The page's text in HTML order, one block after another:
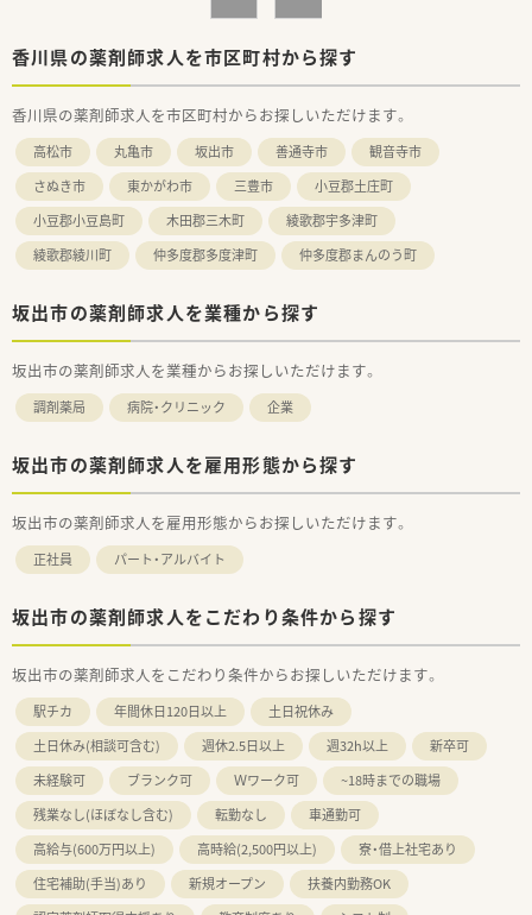
システムを活用した正確な監査業務を担当します。
■外来の調剤業務に加えて、施設在宅における服薬管理や栄養ケ
【想定されるキャリアイメージ】
■総合病院門前での幅広い処方箋応需を通じて、多岐にわたる疾
患に関する高度な薬学知識とスキルを習得できます。
■在宅医療や栄養ケアサポートの実践的な経験を積むことで、地
域に密着したかかりつけ薬剤師へと成長できます。
■明確な人事考課制度による評価を受けることで、将来的な管理
薬剤師やエリアマネージャーへのキャリアアップも可能です。
香川県の薬剤師求人を市区町村から探す
香川県の薬剤師求人を市区町村からお探しいただけます。
高松市 丸亀市 坂出市 善通寺市
観音寺市
さぬき市
東かがわ市 三豊市
小豆郡土庄町
小豆郡小豆島町
木田郡三木町
綾歌郡宇多津町
綾歌郡綾川町
仲多度郡多度津町 仲多度郡まんのう町
坂出市の薬剤師求人を業種から探す
坂出市の薬剤師求人を業種からお探しいただけます。
調剤薬局 病院・クリニック 企業
坂出市の薬剤師求人を雇用形態から探す
坂出市の薬剤師求人を雇用形態からお探しいただけます。
正社員 パート・アルバイト
坂出市の薬剤師求人をこだわり条件から探す
坂出市の薬剤師求人をこだわり条件からお探しいただけます。
駅チカ 年間休日120日以上
土日祝休み
土日休み(相談可含む)
週休2.5日以上 週32h以上
新卒可
未経験可
ブランク可 Ｗワーク可
~18時までの職場
残業なし(ほぼなし含む)
転勤なし
車通勤可
高給与(600万円以上)
高時給(2,500円以上)
寮・借上社宅あり
住宅補助(手当)あり
新規オープン
扶養内勤務OK